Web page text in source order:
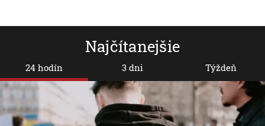
Najčítanejšie
24 hodín 3 dni Týždeň